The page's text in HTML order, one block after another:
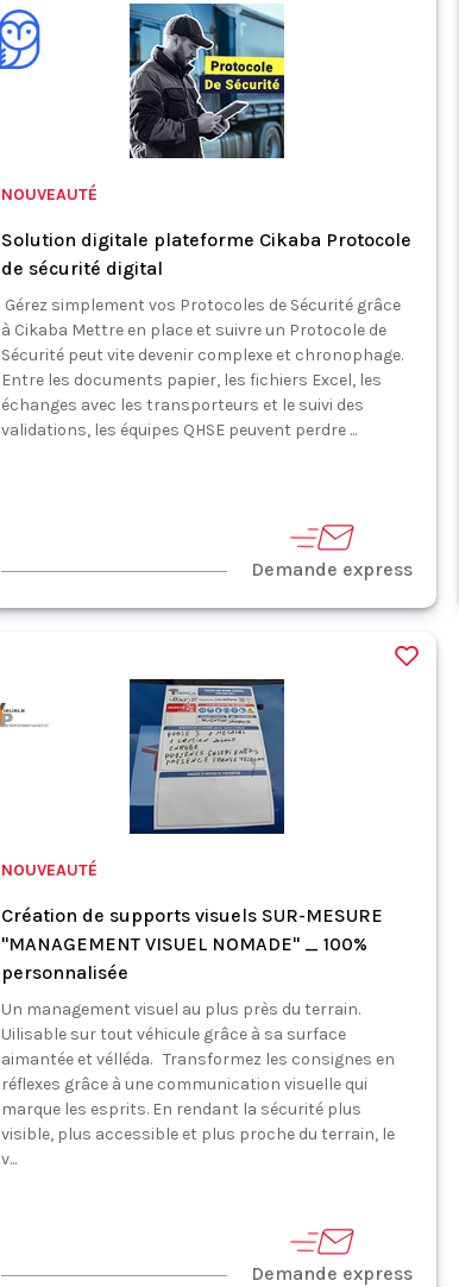
NOUVEAUTÉ
Solution digitale plateforme Cikaba Protocole
de sécurité digital
Gérez simplement vos Protocoles de Sécurité grâce
à Cikaba Mettre en place et suivre un Protocole de
Sécurité peut vite devenir complexe et chronophage.
Entre les documents papier, les fichiers Excel, les
échanges avec les transporteurs et le suivi des
validations, les équipes QHSE peuvent perdre ...
Demande express
NOUVEAUTÉ
Création de supports visuels SUR-MESURE
"MANAGEMENT VISUEL NOMADE" _ 100%
personnalisée
Un management visuel au plus près du terrain.
Uilisable sur tout véhicule grâce à sa surface
aimantée et vélléda. Transformez les consignes en
réflexes grâce à une communication visuelle qui
marque les esprits. En rendant la sécurité plus
visible, plus accessible et plus proche du terrain, le
v...
Demande express